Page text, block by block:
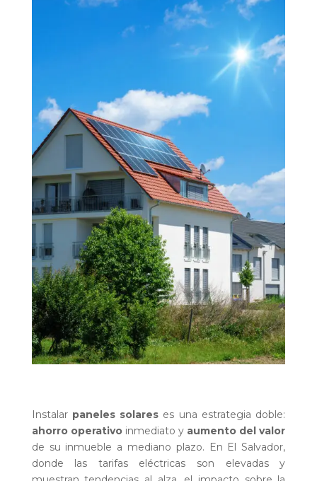
Instalar paneles solares es una estrategia doble:
ahorro operativoinmediato y aumento del valor
de su inmueble a mediano plazo. En El Salvador,
donde las tarifas eléctricas son elevadas y